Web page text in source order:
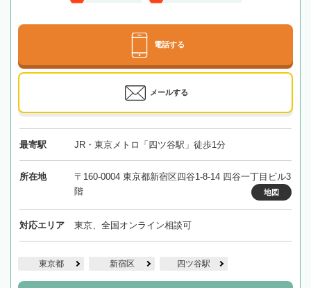
電話する
メールする
最寄駅 JR・東京メトロ「四ツ谷駅」徒歩1分
所在地
〒160-0004 東京都新宿区四谷1-8-14 四谷一丁目ビル3
階
地図
対応エリア 東京、全国オンライン相談可
東京都 新宿区 四ツ谷駅